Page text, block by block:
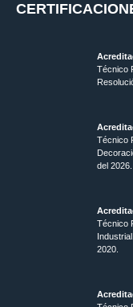
Técnico
Técnico
del 2026.
Técnico
2020.